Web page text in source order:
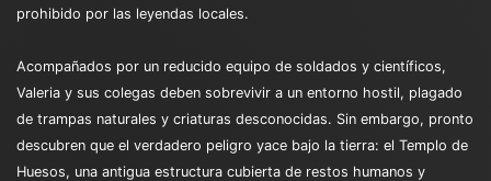
prohibido por las leyendas locales.
Acompañados por un reducido equipo de soldados y científicos,
Valeria y sus colegas deben sobrevivir a un entorno hostil, plagado
de trampas naturales y criaturas desconocidas. Sin embargo, pronto
descubren que el verdadero peligro yace bajo la tierra: el Templo de
Huesos, una antigua estructura cubierta de restos humanos y